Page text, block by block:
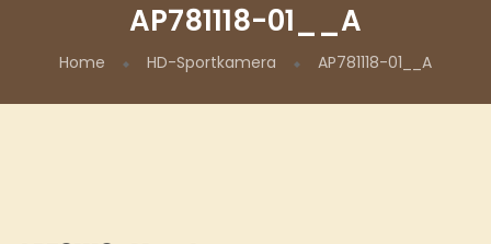
AP781118-01__A
Home HD-Sportkamera AP781118-01__A